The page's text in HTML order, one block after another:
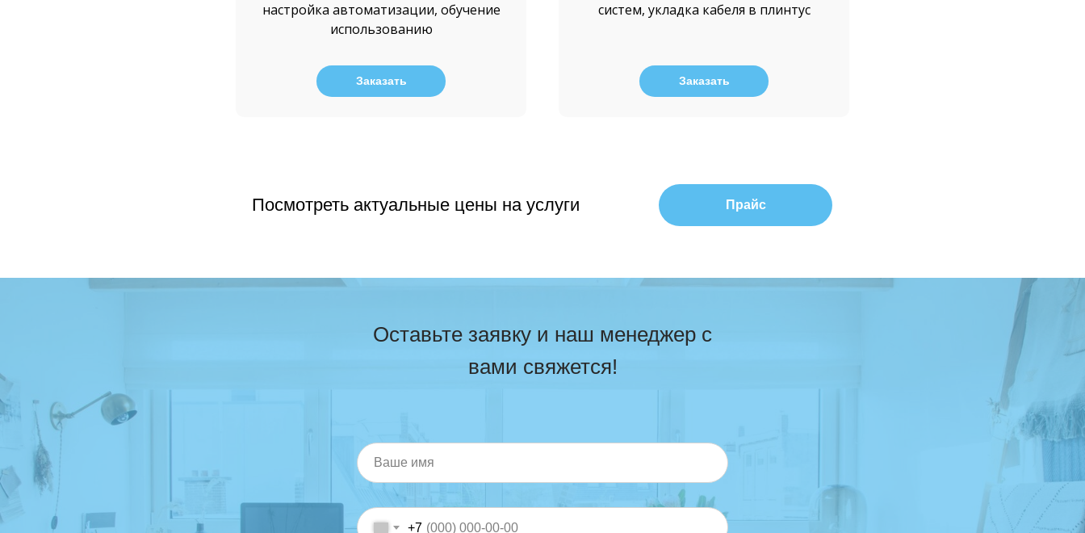
настройка автоматизации, обучение
использованию
Заказать
систем, укладка кабеля в плинтус
Заказать
Прайс
Посмотреть актуальные цены на услуги
Оставьте заявку и наш менеджер с
вами свяжется!
+7